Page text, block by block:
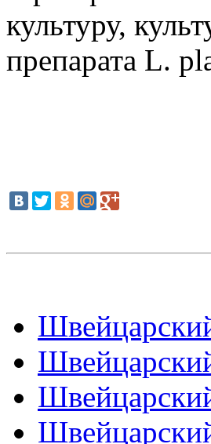
культуру,
препарата L.